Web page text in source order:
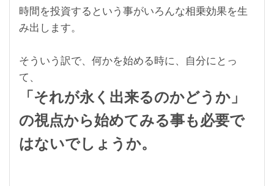
時間を投資するという事がいろんな相乗効果を生
み出します。
そういう訳で、何かを始める時に、自分にとっ
て、
「それが永く出来るのかどうか」
の視点から始めてみる事も必要で
はないでしょうか。